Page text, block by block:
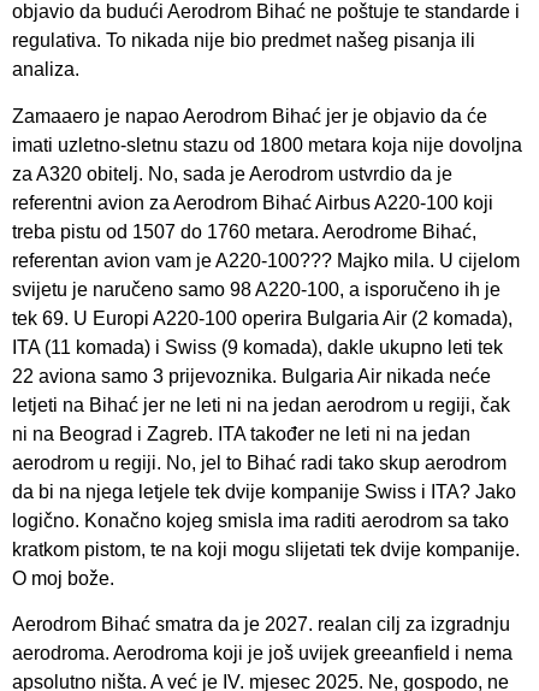
objavio da budući Aerodrom Bihać ne poštuje te standarde i
regulativa. To nikada nije bio predmet našeg pisanja ili
analiza.
Zamaaero je napao Aerodrom Bihać jer je objavio da će
imati uzletno-sletnu stazu od 1800 metara koja nije dovoljna
za A320 obitelj. No, sada je Aerodrom ustvrdio da je
referentni avion za Aerodrom Bihać Airbus A220-100 koji
treba pistu od 1507 do 1760 metara. Aerodrome Bihać,
referentan avion vam je A220-100??? Majko mila. U cijelom
svijetu je naručeno samo 98 A220-100, a isporučeno ih je
tek 69. U Europi A220-100 operira Bulgaria Air (2 komada),
ITA (11 komada) i Swiss (9 komada), dakle ukupno leti tek
22 aviona samo 3 prijevoznika. Bulgaria Air nikada neće
letjeti na Bihać jer ne leti ni na jedan aerodrom u regiji, čak
ni na Beograd i Zagreb. ITA također ne leti ni na jedan
aerodrom u regiji. No, jel to Bihać radi tako skup aerodrom
da bi na njega letjele tek dvije kompanije Swiss i ITA? Jako
logično. Konačno kojeg smisla ima raditi aerodrom sa tako
kratkom pistom, te na koji mogu slijetati tek dvije kompanije.
O moj bože.
Aerodrom Bihać smatra da je 2027. realan cilj za izgradnju
aerodroma. Aerodroma koji je još uvijek greeanfield i nema
apsolutno ništa. A već je IV. mjesec 2025. Ne, gospodo, ne